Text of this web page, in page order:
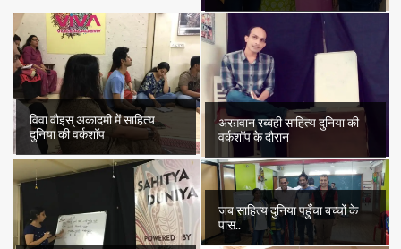
विवा वौइस् अकादमी में साहित्य
दुनिया की वर्कशॉप
अरग़वान रब्बही साहित्य दुनिया की
वर्कशॉप के दौरान
जब साहित्य दुनिया पहुँचा बच्चों के
पास..